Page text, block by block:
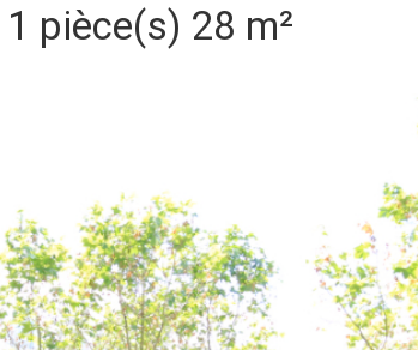
1 pièce(s) 28 m²